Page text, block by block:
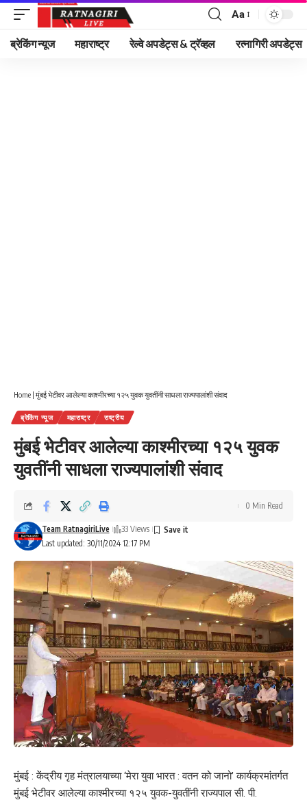
Font
Resizer
Aa
ब्रेकिंग न्यूज महाराष्ट्र रेल्वे अपडेट्स & ट्रॅव्हल रत्नागिरी अपडेट्स
Home | मुंबई भेटीवर आलेल्या काश्मीरच्या १२५ युवक युवतींनी साधला राज्यपालांशी संवाद
ब्रेकिंग न्यूज महाराष्ट्र राष्ट्रीय
मुंबई भेटीवर आलेल्या काश्मीरच्या १२५ युवक
युवतींनी साधला राज्यपालांशी संवाद
Last updated: 30/11/2024 12:17 PM
Team RatnagiriLive 33 Views
0 Min Read
मुंबई : केंद्रीय गृह मंत्रालयाच्या ‘मेरा युवा भारत : वतन को जानो’ कार्यक्रमांतर्गत
मुंबई भेटीवर आलेल्या काश्मीरच्या १२५ युवक-युवतींनी राज्यपाल सी. पी.